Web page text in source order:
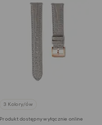
3 Kolory/ów
Produkt dostępny wyłącznie online